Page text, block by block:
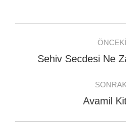
navigation
ÖNCEKI
Sehiv Secdesi Ne
Avamil